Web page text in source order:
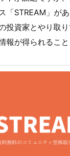
「STREAM」が
投資家とやり取
報が得られること